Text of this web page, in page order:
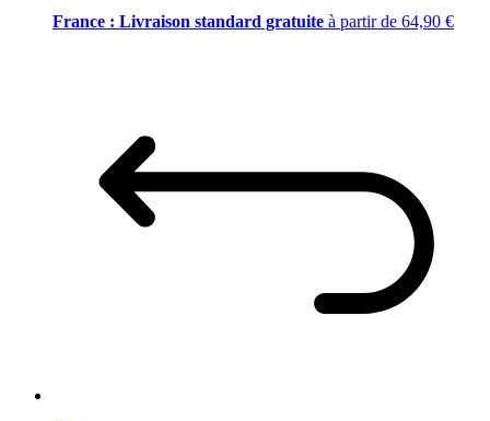
France : Livraison standard gratuite à partir de 64,90 €